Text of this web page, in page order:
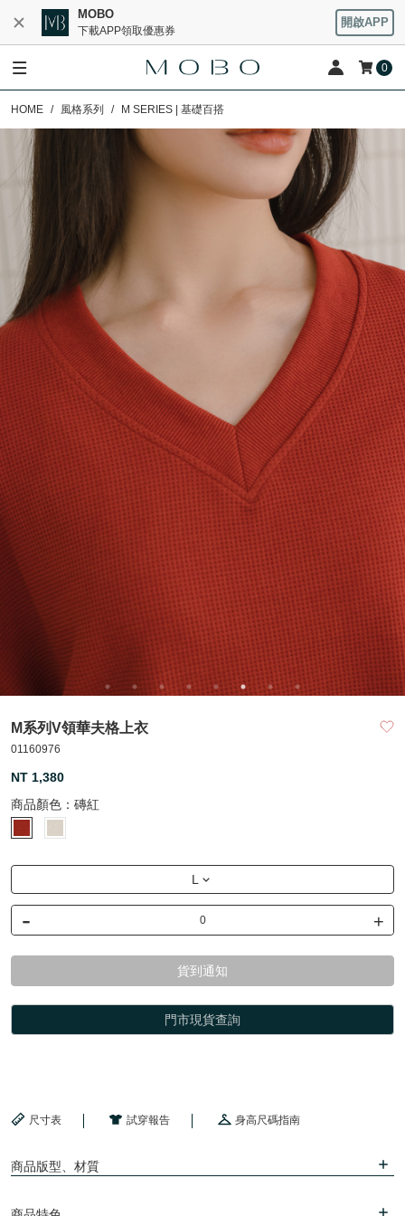
MOBO
下載APP領取優惠券
開啟APP
0
HOME 風格系列 M SERIES | 基礎百搭
M系列V領華夫格上衣
01160976
NT 1,380
商品顏色： 磚紅
L
- +
貨到通知
門市現貨查詢
尺寸表 試穿報告 身高尺碼指南
商品版型、材質